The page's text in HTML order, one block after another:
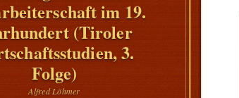
im 19.
(Tiroler
3.
Folge)
Alfred Löhmer